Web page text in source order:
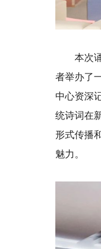
本次
者举办了
中心资深
统诗词在
形式传播
魅力。